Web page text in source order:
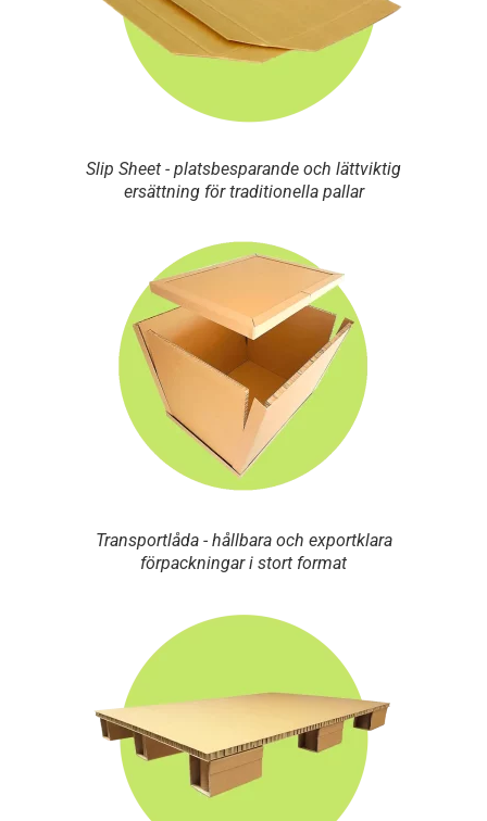
Slip Sheet - platsbesparande och lättviktig
ersättning för traditionella pallar
Transportlåda - hållbara och exportklara
förpackningar i stort format